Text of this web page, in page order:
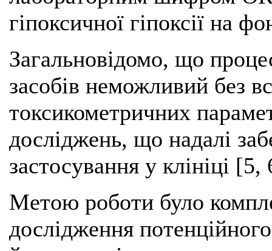
гіпоксичної гіпоксії на
Загальновідомо, що
засобів неможливий без
токсикометричних
досліджень, що надалі
застосування у клініці
Метою роботи було
дослідження